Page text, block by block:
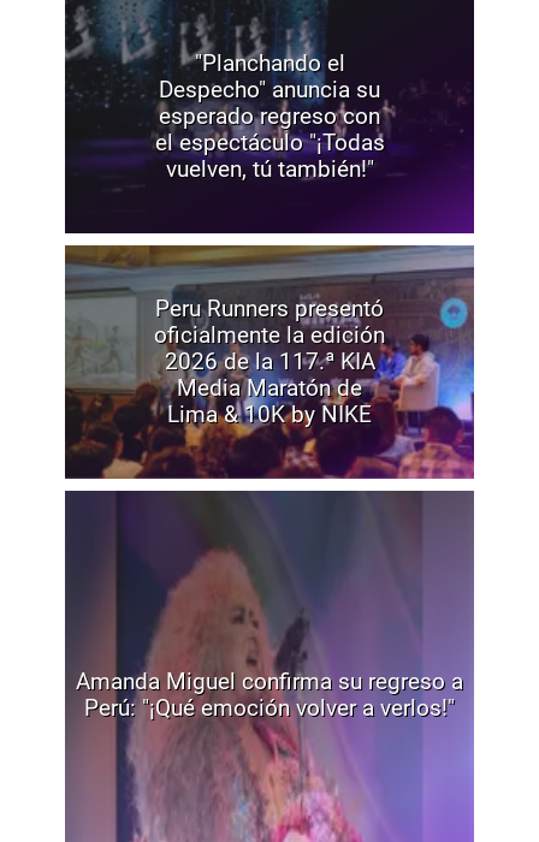
"Planchando el
Despecho" anuncia su
esperado regreso con
el espectáculo "¡Todas
vuelven, tú también!"
Peru Runners presentó
oficialmente la edición
2026 de la 117.ª KIA
Media Maratón de
Lima & 10K by NIKE
Amanda Miguel confirma su regreso a
Perú: "¡Qué emoción volver a verlos!"